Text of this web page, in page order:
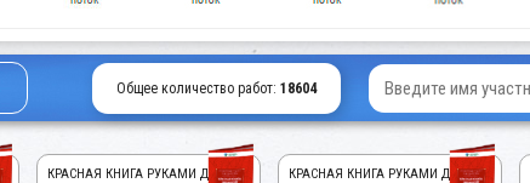
Общее количество работ: 18604
КРАСНАЯ КНИГА РУКАМИ ДЕТЕЙ!
КРАСНАЯ КНИГА РУКАМИ ДЕТЕЙ!